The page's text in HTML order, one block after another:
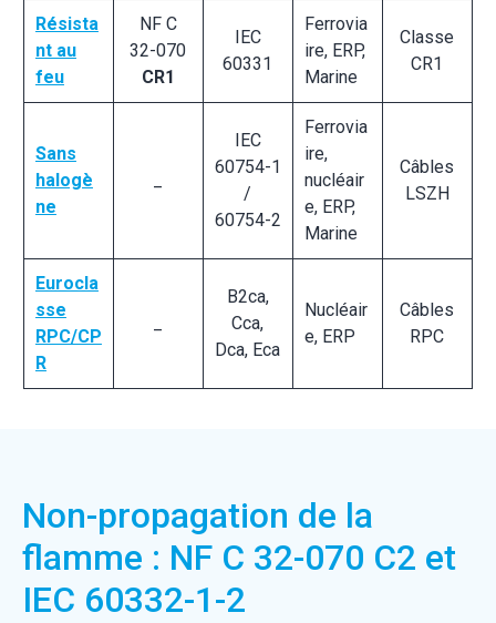
Résista
nt au
feu
NF C
32-070
CR1
IEC
60331
Ferrovia
ire, ERP,
Marine
Classe
CR1
Sans
halogè
ne
IEC
60754-1
/
60754-2
Ferrovia
ire,
nucléair
e, ERP,
Marine
Câbles
LSZH
Eurocla
sse
RPC/CP
R
B2ca,
Cca,
Dca, Eca
Nucléair
e, ERP
Câbles
RPC
Non-propagation de la
flamme : NF C 32-070 C2 et
IEC 60332-1-2